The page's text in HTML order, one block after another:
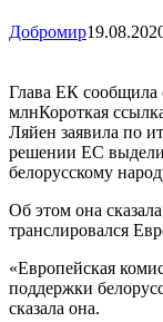
Добромир
Глава ЕК сообщила
млнКороткая
Ляйен заявила по
решении ЕС
белорусскому
Об этом она
транслировался
«Европейская
поддержки
сказала она.